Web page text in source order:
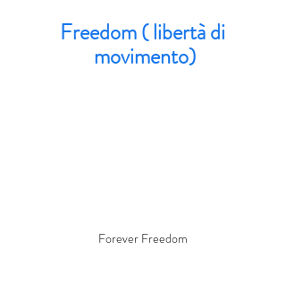
Freedom ( libertà di
movimento)
Forever Freedom